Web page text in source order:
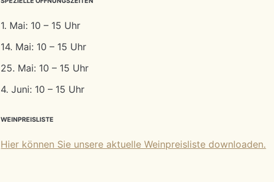
1. Mai: 10 – 15 Uhr
14. Mai: 10 – 15 Uhr
25. Mai: 10 – 15 Uhr
4. Juni: 10 – 15 Uhr
WEINPREISLISTE
Hier können Sie unsere aktuelle Weinpreisliste downloaden.